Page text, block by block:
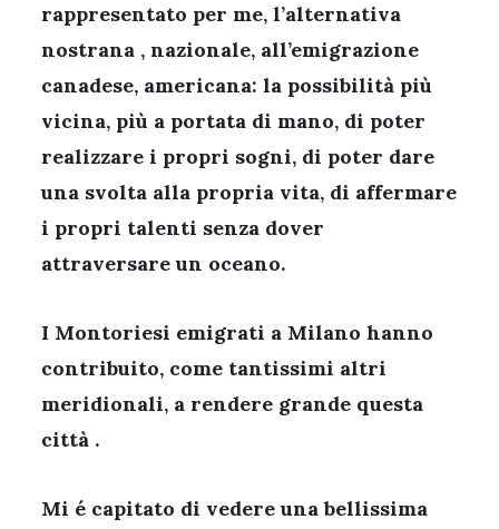
rappresentato per me, l’alternativa
nostrana , nazionale, all’emigrazione
canadese, americana: la possibilità più
vicina, più a portata di mano, di poter
realizzare i propri sogni, di poter dare
una svolta alla propria vita, di affermare
i propri talenti senza dover
attraversare un oceano.
I Montoriesi emigrati a Milano hanno
contribuito, come tantissimi altri
meridionali, a rendere grande questa
città .
Mi é capitato di vedere una bellissima